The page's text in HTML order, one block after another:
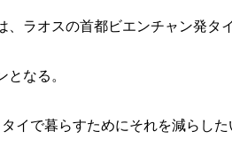
ラオスの首都ビエンチャン発タ
なる。
イで暮らすためにそれを減らし